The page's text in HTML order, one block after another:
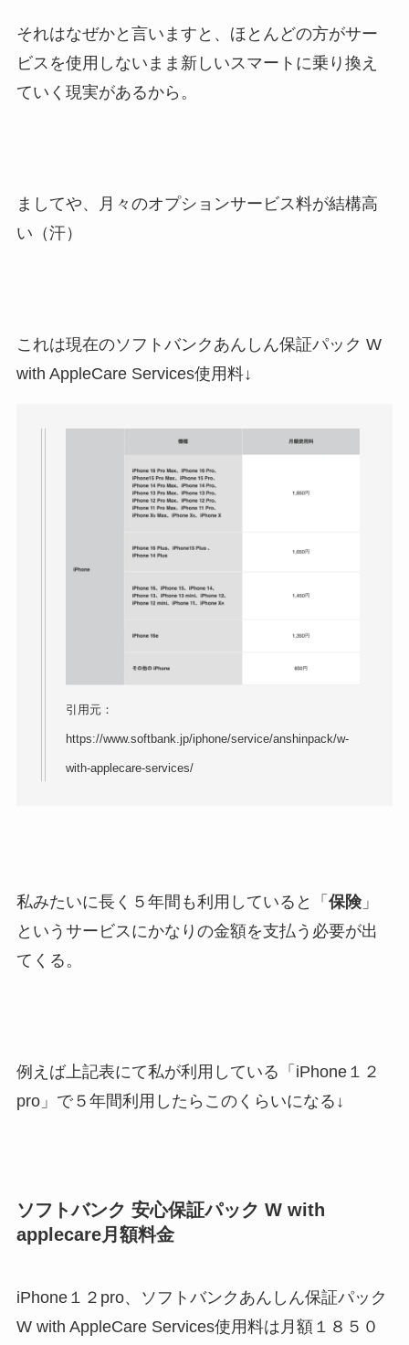
それはなぜかと言いますと、ほとんどの方がサー
ビスを使用しないまま新しいスマートに乗り換え
ていく現実があるから。
ましてや、月々のオプションサービス料が結構高
い（汗）
これは現在のソフトバンクあんしん保証パック W
with AppleCare Services使用料↓
引用元：
https://www.softbank.jp/iphone/service/anshinpack/w-
with-applecare-services/
私みたいに長く５年間も利用していると「 保険」
というサービスにかなりの金額を支払う必要が出
てくる。
例えば上記表にて私が利用している「iPhone１２
pro」で５年間利用したらこのくらいになる↓
ソフトバンク 安心保証パック W with
applecare月額料金
iPhone１２pro、ソフトバンクあんしん保証パック
W with AppleCare Services使用料は月額１８５０